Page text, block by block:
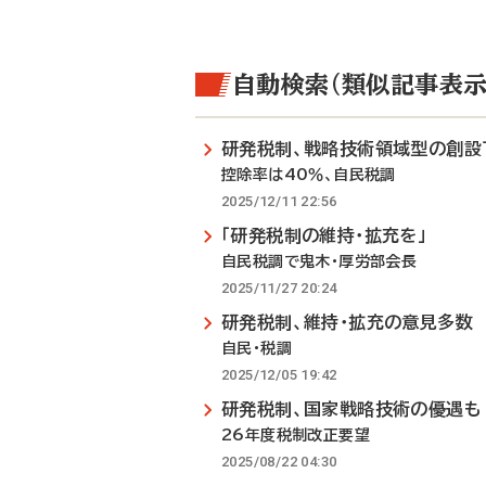
自動検索（類似記事表示
研発税制、戦略技術領域型の創設
控除率は40％、自民税調
2025/12/11 22:56
「研発税制の維持・拡充を」
自民税調で鬼木・厚労部会長
2025/11/27 20:24
研発税制、維持・拡充の意見多数
自民・税調
2025/12/05 19:42
研発税制、国家戦略技術の優遇も
26年度税制改正要望
2025/08/22 04:30